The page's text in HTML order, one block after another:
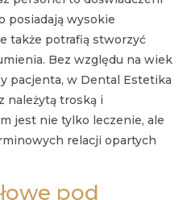
posiadają wysokie
także potrafią stworzyć
Bez względu na wiek
pacjenta, w Dental Estetika
należytą troską i
jest nie tylko leczenie, ale
relacji opartych
pod